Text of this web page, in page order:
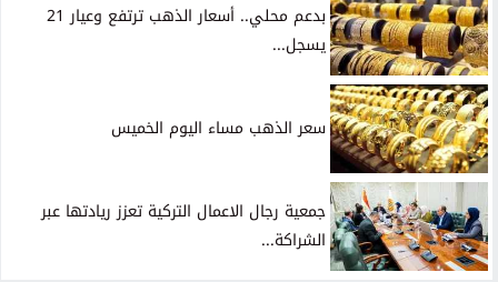
بدعم محلي.. أسعار الذهب ترتفع وعيار 21
يسجل...
سعر الذهب مساء اليوم الخميس
جمعية رجال الاعمال التركية تعزز ريادتها عبر
الشراكة...